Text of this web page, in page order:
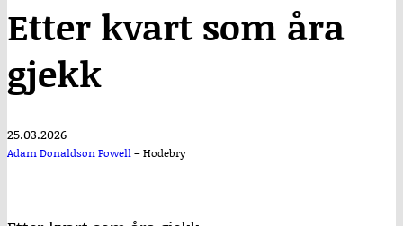
Etter kvart som åra
gjekk
25.03.2026
Adam Donaldson Powell–Hodebry